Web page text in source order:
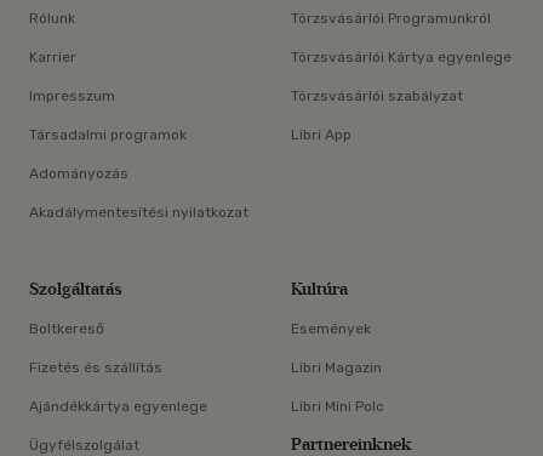
Rólunk
Karrier
Impresszum
Társadalmi programok
Adományozás
Akadálymentesítési nyilatkozat
Törzsvásárlói Programunkról
Törzsvásárlói Kártya egyenlege
Törzsvásárlói szabályzat
Libri App
Szolgáltatás
Boltkereső
Fizetés és szállítás
Ajándékkártya egyenlege
Ügyfélszolgálat
Kultúra
Események
Libri Magazin
Libri Mini Polc
Partnereinknek